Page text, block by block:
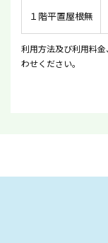
１階平置屋根無
利用方法及び利用料
わせください。